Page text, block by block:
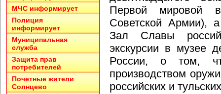
Первой мировой
Советской Армии),
Зал Славы
экскурсии в музее
России, о том,
производством
российских и
МЧС информирует
Полиция
информирует
Муниципальная
служба
Защита прав
потребителей
Почетные жители
Солнцево